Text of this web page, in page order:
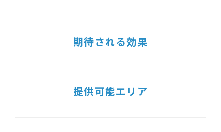
期待される効果
提供可能エリア